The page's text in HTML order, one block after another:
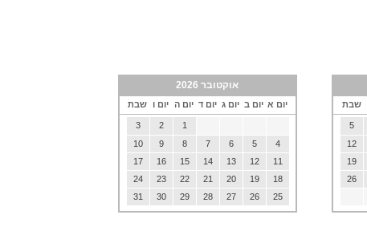
שבת
5
12
19
26
אוקטובר 2026
יום א יום ב יום ג יום ד יום ה יום ו שבת
1
2
3
4
5
6
7
8
9
10
11
12
13
14
15
16
17
18
19
20
21
22
23
24
25
26
27
28
29
30
31